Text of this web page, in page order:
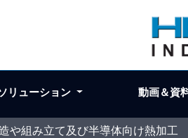
組み立て及び半導体向け熱加工
リューション 動画＆資